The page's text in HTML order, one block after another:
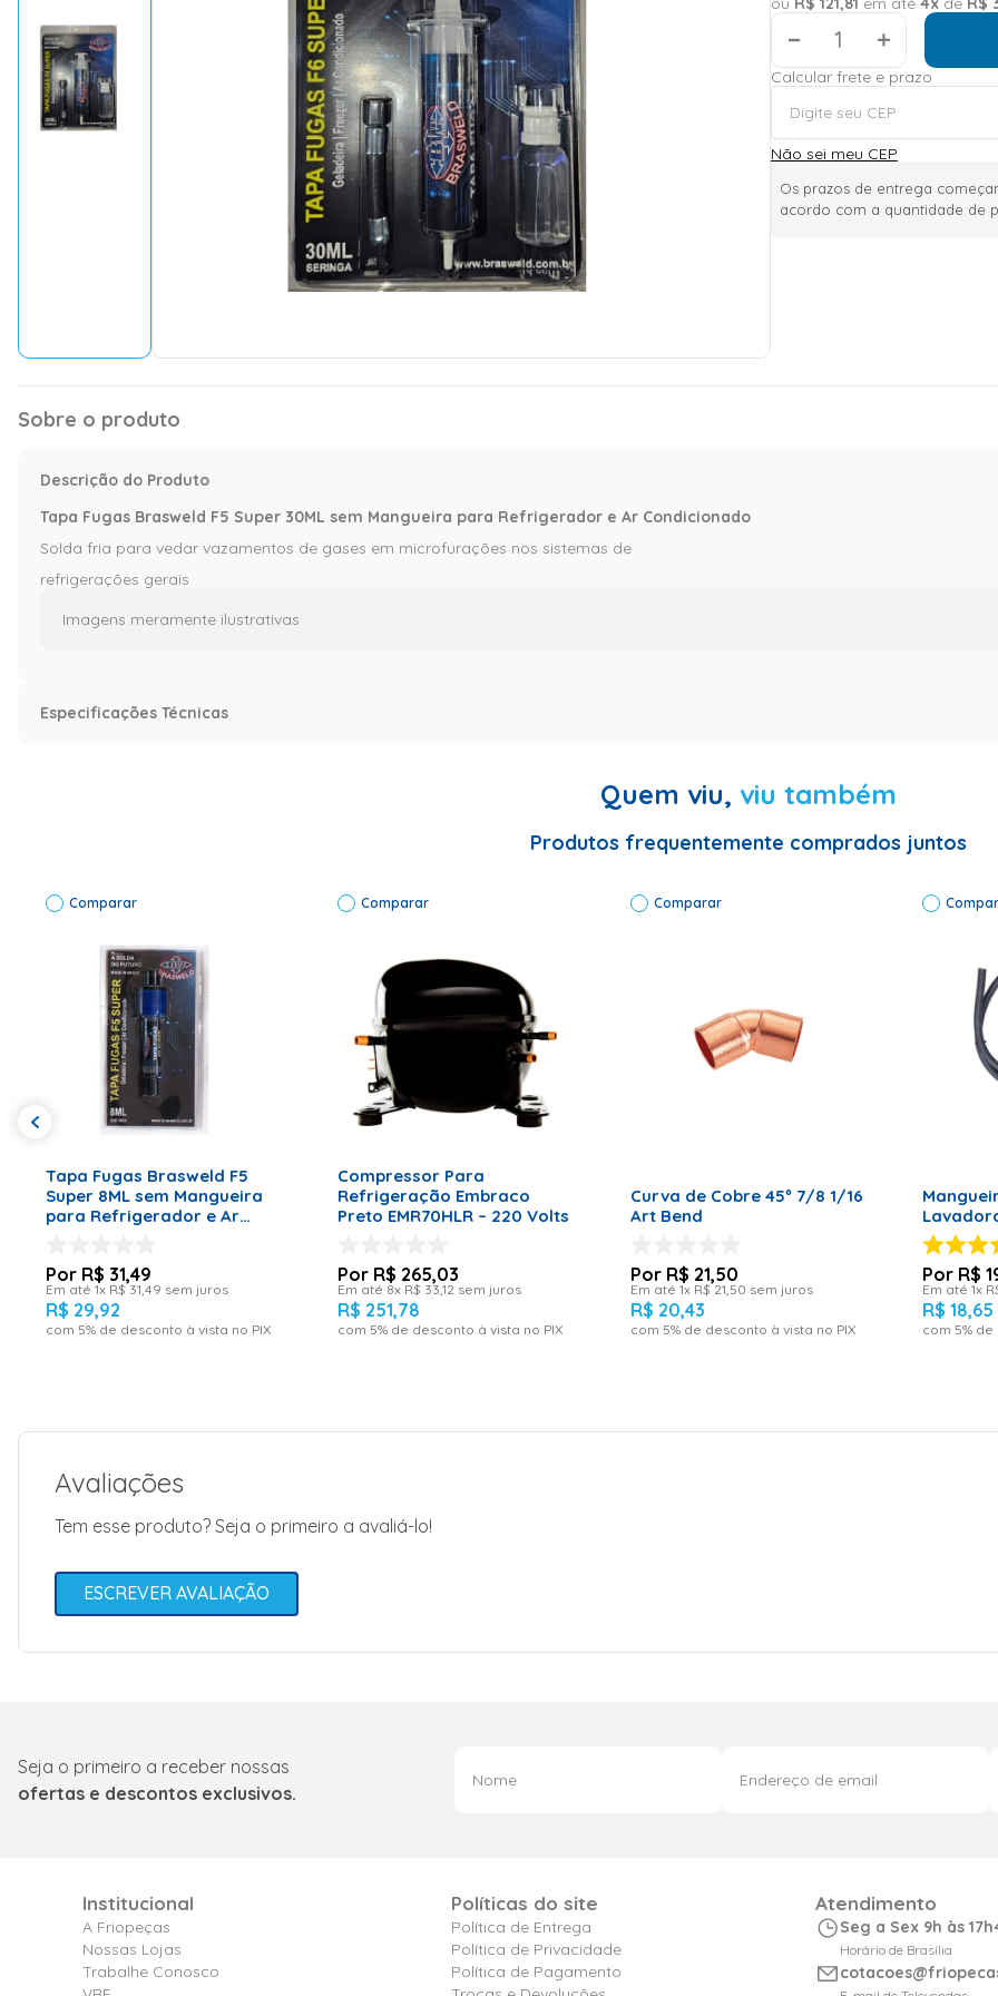
＋
Calcular frete e prazo
Não sei meu CEP
Os prazos de entrega
acordo com a quantidade de
Sobre o produto
Descrição do Produto
Tapa Fugas Brasweld F5 Super 30ML sem Mangueira para Refrigerador e Ar Condicionado
Solda fria para vedar vazamentos de gases em microfurações nos sistemas de
refrigerações gerais
Imagens meramente ilustrativas
Especificações Técnicas
Marca: Brasweld | Modelo: F5 SUPER | Código de Fábrica: 288 | Cor: Produto
Quem viu, viu também
Produtos frequentemente comprados juntos
Comparar
ADICIONAR AO CARRINHO
Tapa Fugas Brasweld F5
Super 8ML sem Mangueira
para Refrigerador e Ar
R$ 31,49
Em até1x R$ 31 ,49 sem juros
R$ 29,92
com 5% de desconto à vista no PIX
Comparar
ADICIONAR AO CARRINHO
Compressor Para
Refrigeração Embraco
Preto EMR70HLR – 220 Volts
R$ 265,03
Em até 8x R$ 33 ,12 sem juros
R$ 251,78
com 5% de desconto à vista no PIX
Comparar
Curva de Cobre 45º 7/8 1/16
Art Bend
R$ 21,50
Em até 1x R$ 21 50 sem juros
R$ 20,43
com 5% de desconto à vista no PIX
R$
Em até1x
R$ 18,65
com 5% de
Avaliações
Tem esse produto? Seja o primeiro a avaliá-lo!
ESCREVER AVALIAÇÃO
Seja o primeiro a receber nossas
ofertas e descontos exclusivos.
Institucional
A Friopeças
Nossas Lojas
Trabalhe Conosco
Políticas do site
Política de Entrega
Política de Privacidade
Política de Pagamento
Atendimento
Seg a Sex 9h às
Horário de Brasília